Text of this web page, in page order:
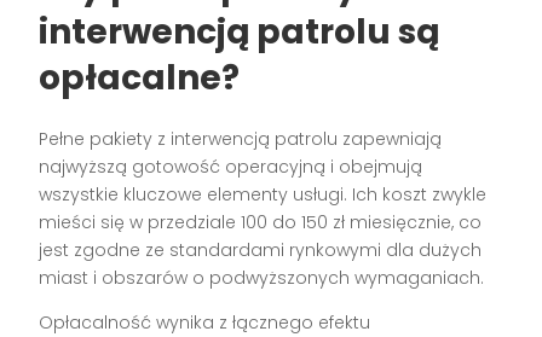
interwencją patrolu są
opłacalne?
Pełne pakiety z interwencją patrolu zapewniają
najwyższą gotowość operacyjną i obejmują
wszystkie kluczowe elementy usługi. Ich koszt zwykle
mieści się w przedziale 100 do 150 zł miesięcznie, co
jest zgodne ze standardami rynkowymi dla dużych
miast i obszarów o podwyższonych wymaganiach.
Opłacalność wynika z łącznego efektu